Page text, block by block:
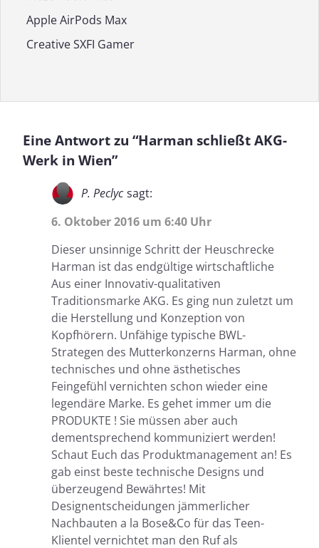
Apple AirPods Max
Creative SXFI Gamer
Eine Antwort zu “Harman schließt AKG-
Werk in Wien”
P. Peclyc sagt:
6. Oktober 2016 um 6:40 Uhr
Dieser unsinnige Schritt der Heuschrecke
Harman ist das endgültige wirtschaftliche
Aus einer Innovativ-qualitativen
Traditionsmarke AKG. Es ging nun zuletzt um
die Herstellung und Konzeption von
Kopfhörern. Unfähige typische BWL-
Strategen des Mutterkonzerns Harman, ohne
technisches und ohne ästhetisches
Feingefühl vernichten schon wieder eine
legendäre Marke. Es gehet immer um die
PRODUKTE ! Sie müssen aber auch
dementsprechend kommuniziert werden!
Schaut Euch das Produktmanagement an! Es
gab einst beste technische Designs und
überzeugend Bewährtes! Mit
Designentscheidungen jämmerlicher
Nachbauten a la Bose&Co für das Teen-
Klientel vernichtet man den Ruf als